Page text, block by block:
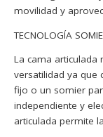
movilidad y
TECNOLOGÍA
La cama articulada
versatilidad ya que
fijo o un somier
independiente y
articulada permite